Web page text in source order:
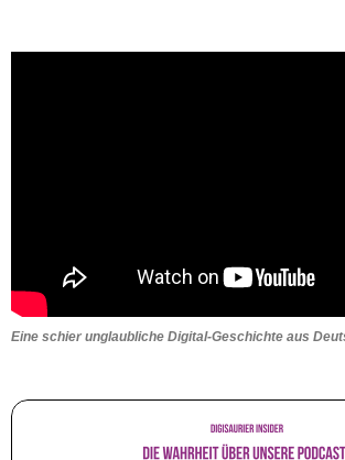
Eine schier unglaubliche Digital-Geschichte aus